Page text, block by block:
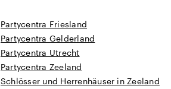
Partycentra Friesland
Partycentra Gelderland
Partycentra Utrecht
Partycentra Zeeland
Schlösser und Herrenhäuser in Zeeland